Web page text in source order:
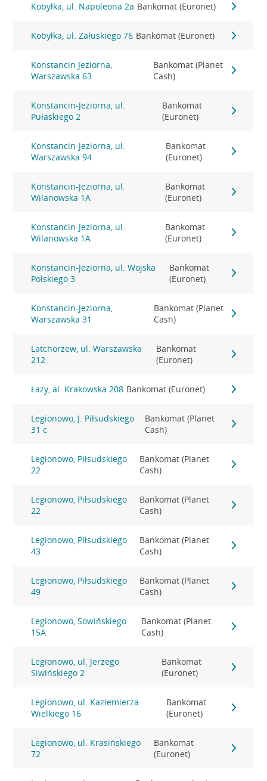
Kobyłka, ul. Napoleona 2a Bankomat (Euronet)
Kobyłka, ul. Załuskiego 76 Bankomat (Euronet)
Konstancin Jeziorna,
Warszawska 63
Bankomat (Planet
Cash)
Konstancin-Jeziorna, ul.
Pułaskiego 2
Bankomat
(Euronet)
Konstancin-Jeziorna, ul.
Warszawska 94
Bankomat
(Euronet)
Konstancin-Jeziorna, ul.
Wilanowska 1A
Bankomat
(Euronet)
Konstancin-Jeziorna, ul.
Wilanowska 1A
Bankomat
(Euronet)
Konstancin-Jeziorna, ul. Wojska
Polskiego 3
Bankomat
(Euronet)
Konstancin-Jeziorna,
Warszawska 31
Bankomat (Planet
Cash)
Latchorzew, ul. Warszawska
212
Bankomat
(Euronet)
Łazy, al. Krakowska 208 Bankomat (Euronet)
Legionowo, J. Piłsudskiego
31 c
Bankomat (Planet
Cash)
Legionowo, Piłsudskiego
22
Bankomat (Planet
Cash)
Legionowo, Piłsudskiego
22
Bankomat (Planet
Cash)
Legionowo, Piłsudskiego
43
Bankomat (Planet
Cash)
Legionowo, Piłsudskiego
49
Bankomat (Planet
Cash)
Legionowo, Sowińskiego
15A
Bankomat (Planet
Cash)
Legionowo, ul. Jerzego
Siwińskiego 2
Bankomat
(Euronet)
Legionowo, ul. Kaziemierza
Wielkiego 16
Bankomat
(Euronet)
Legionowo, ul. Krasińskiego
72
Bankomat
(Euronet)